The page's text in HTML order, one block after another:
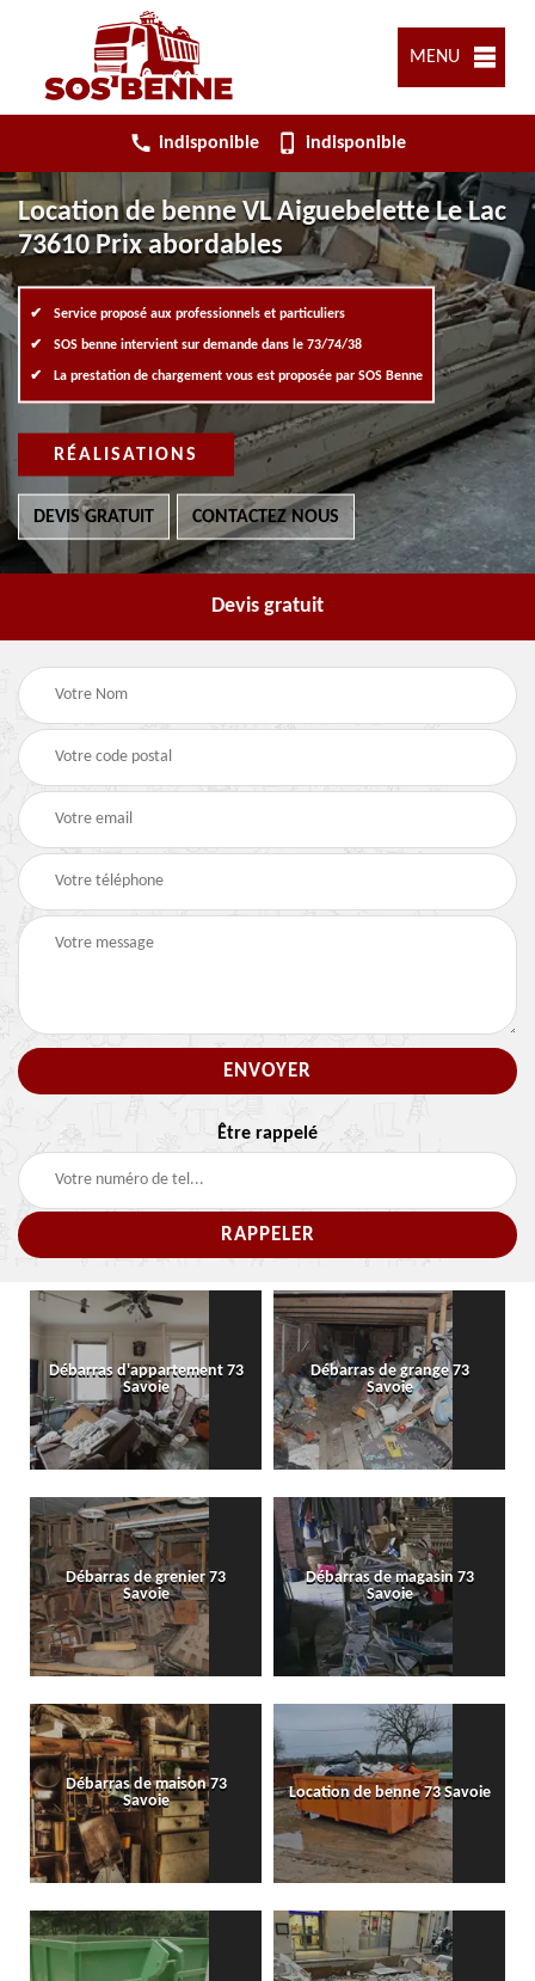
MENU
indisponible indisponible
Location de benne VL Aiguebelette Le Lac
73610 Prix abordables
Service proposé aux professionnels et particuliers
SOS benne intervient sur demande dans le 73/74/38
La prestation de chargement vous est proposée par SOS Benne
RÉALISATIONS
DEVIS GRATUIT CONTACTEZ NOUS
Devis gratuit
Être rappelé
Débarras d'appartement 73
Savoie
Débarras de grange 73
Savoie
Débarras de grenier 73
Savoie
Débarras de magasin 73
Savoie
Débarras de maison 73
Savoie
Location de benne 73 Savoie